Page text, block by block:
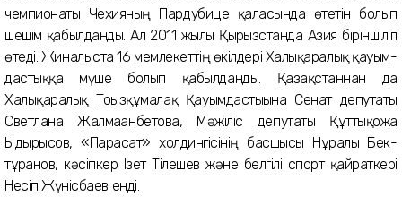
чемпионаты Чехияның Пардуби­це қаласында өтетін болып
шешім қабылданды. Ал 2011 жылы Қырғызстанда Азия біріншілігі
өтеді. Жиналыста 16 мемлекеттің өкілдері Халықаралық қауым­
дастыққа мүше болып қабылданды. Қазақстан­нан да
Халықаралық Тоғыз­құмалақ Қауымдастығына Сенат депутаты
Светлана Жалмағанбетова, Мәжіліс депутаты Құттықожа
Ыдырысов, «Парасат» холдингісінің басшысы Нұралы Бек­
тұрғанов, кәсіпкер Ізет Тілешев және белгілі спорт қайраткері
Несіп Жүнісбаев енді.